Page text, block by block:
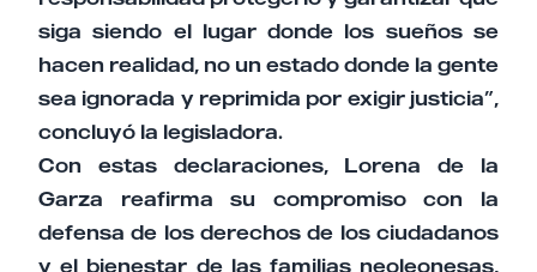
siga siendo el lugar donde los sueños se
hacen realidad, no un estado donde la gente
sea ignorada y reprimida por exigir justicia”,
concluyó la legisladora.
Con estas declaraciones, Lorena de la
Garza reafirma su compromiso con la
defensa de los derechos de los ciudadanos
y el bienestar de las familias neoleonesas,